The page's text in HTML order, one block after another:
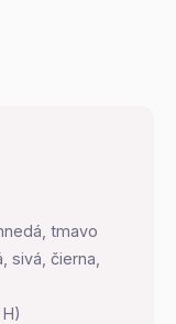
tmavo
sivá, čierna,